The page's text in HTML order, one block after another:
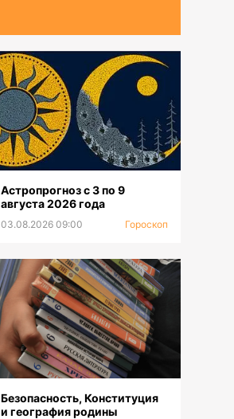
Астропрогноз с 3 по 9
августа 2026 года
03.08.2026 09:00 Гороскоп
Безопасность, Конституция
и география родины